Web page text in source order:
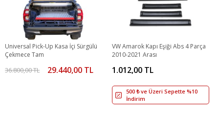
Universal Pick-Up Kasa İçi Sürgülü
Çekmece Tam
36.800,00 TL 29.440,00 TL
VW Amarok Kapı Eşiği Abs 4 Parça
2010-2021 Arası
1.012,00 TL
500 ₺ ve Üzeri Sepette %10
İndirim